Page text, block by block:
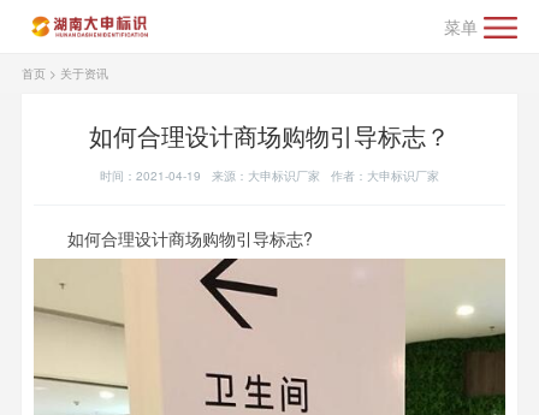
菜单
首页> 关于资讯
如何合理设计商场购物引导标志？
时间：2021-04-19 来源：大申标识厂家 作者：大申标识厂家
如何合理设计商场购物引导标志?